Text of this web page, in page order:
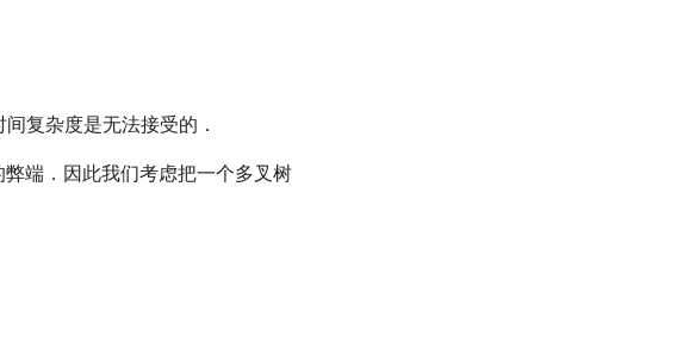
复杂度是无法接受的．
端．因此我们考虑把一个多叉树